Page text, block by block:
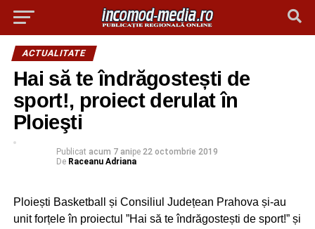
ACTUALITATE
Hai să te îndrăgostești de
sport!, proiect derulat în
Ploieşti
Publicat acum 7 anipe 22 octombrie 2019
De Raceanu Adriana
Ploiești Basketball și Consiliul Județean Prahova și-au
unit forțele în proiectul ”Hai să te îndrăgostești de sport!” și